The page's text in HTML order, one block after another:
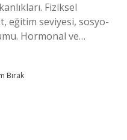
Fiziksel
eğitim seviyesi, sosyo-
Hormonal ve…
Bırak